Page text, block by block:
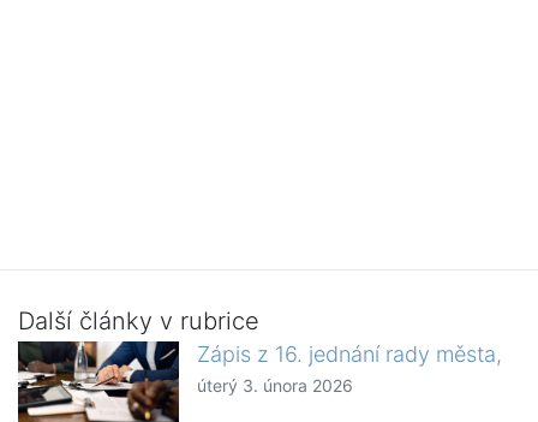
Další články v rubrice
Zápis z 16. jednání rady města,
úterý 3. února 2026